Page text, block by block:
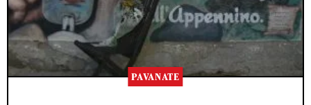
PAVANATE